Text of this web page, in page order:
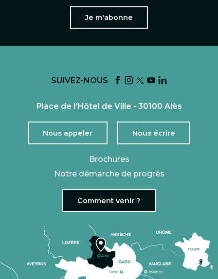
Je m'abonne
SUIVEZ-NOUS
Place de l'Hôtel de Ville - 30100 Alès
Nous appeler Nous écrire
Brochures
Notre démarche de progrès
Comment venir ?